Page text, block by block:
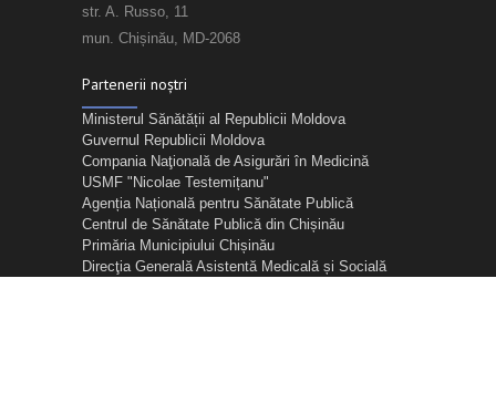
str. A. Russo, 11
mun. Chișinău, MD-2068
Partenerii noștri
Ministerul Sănătății al Republicii Moldova
Guvernul Republicii Moldova
Compania Naţională de Asigurări în Medicină
USMF "Nicolae Testemițanu"
Agenția Națională pentru Sănătate Publică
Centrul de Sănătate Publică din Chișinău
Primăria Municipiului Chișinău
Direcţia Generală Asistentă Medicală și Socială